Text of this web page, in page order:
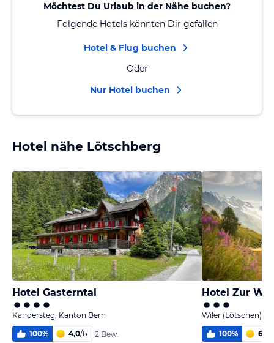
Möchtest Du Urlaub in der Nähe buchen?
Folgende Hotels könnten Dir gefallen
Hotel & Flug buchen
Oder
Nur Hotel buchen
Hotel nähe Lötschberg
Hotel Gasterntal
Kandersteg, Kanton Bern
100% 4,0/6 2 Bew.
Hotel Zur
Wiler (Lötschen),
100% 6,0